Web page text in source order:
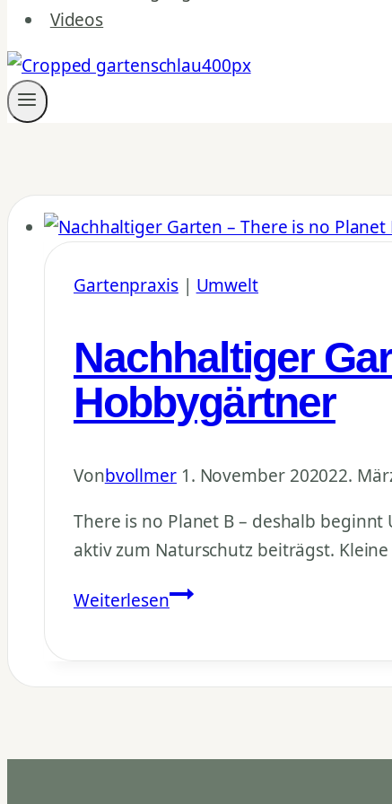
Videos
Gartenpraxis| Umwelt
Nachhaltiger
Hobbygärtner
Vonbvollmer 1. November 202022.
There is no Planet B – deshalb
aktiv zum Naturschutz beiträgst.
WeiterlesenNachhaltiger
There
Planet